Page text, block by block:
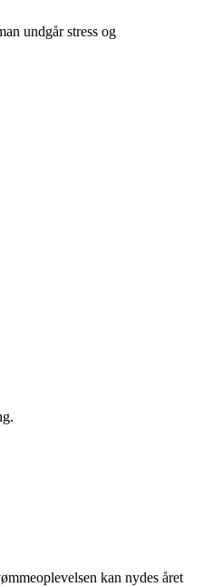
undgår stress og
kan nydes året